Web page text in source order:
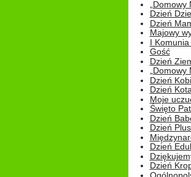
Dzień
Dzień
Majowy
I
Gość
Dzień
Dzień
Dzień
Moje
Święto
Dzień
Dzień
Dzień
Dzień